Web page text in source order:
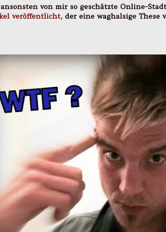
ansonsten von mir so geschätzte Online-
veröffentlicht, der eine waghalsige These